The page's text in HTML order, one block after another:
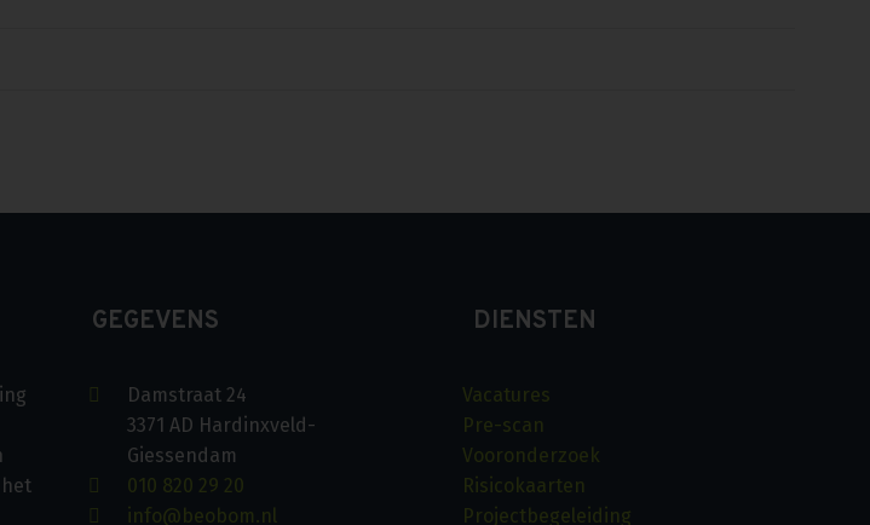
GEGEVENS
Damstraat 24
3371 AD Hardinxveld-
Giessendam
010 820 29 20
info@beobom.nl
DIENSTEN
Vacatures
Pre-scan
Vooronderzoek
Risicokaarten
Projectbegeleiding